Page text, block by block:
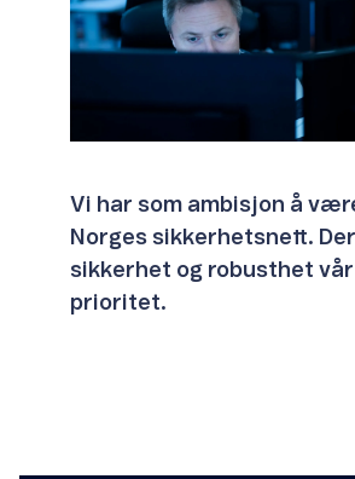
Vi har som ambisjon å
Norges sikkerhetsnett.
sikkerhet og robusthet
prioritet.